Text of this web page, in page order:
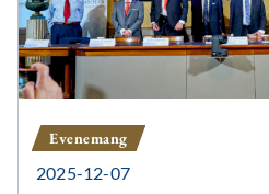
Evenemang
2025-12-07